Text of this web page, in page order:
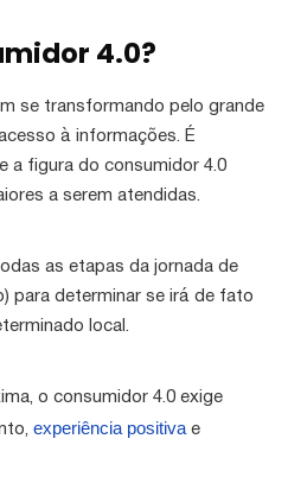
4.0?
se transformando pelo grande
à informações. É
a figura do consumidor 4.0
a serem atendidas.
as etapas da jornada de
para determinar se irá de fato
local.
o consumidor 4.0 exige
experiência positivae